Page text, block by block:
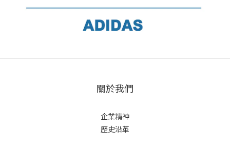
關於我們
企業精神
歷史沿革